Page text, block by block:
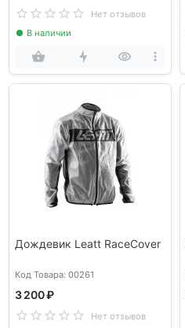
Нет отзывов
В наличии
Дождевик Leatt RaceCover
Код Товара: 00261
3 200 ₽
Нет отзывов